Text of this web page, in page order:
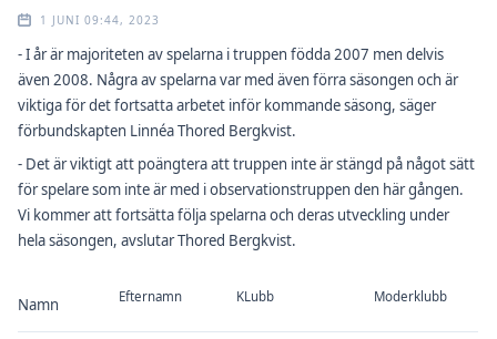
1 JUNI 09:44, 2023
- I år är majoriteten av spelarna i truppen födda 2007 men delvis
även 2008. Några av spelarna var med även förra säsongen och är
viktiga för det fortsatta arbetet inför kommande säsong, säger
förbundskapten Linnéa Thored Bergkvist.
- Det är viktigt att poängtera att truppen inte är stängd på något sätt
för spelare som inte är med i observationstruppen den här gången.
Vi kommer att fortsätta följa spelarna och deras utveckling under
hela säsongen, avslutar Thored Bergkvist.
Namn Efternamn KLubb Moderklubb